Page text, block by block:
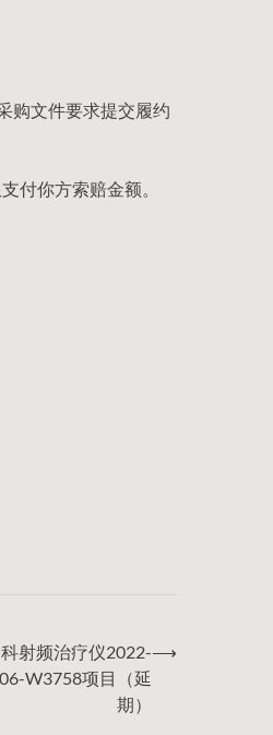
购文件要求提交履约
付你方索赔金额。
射频治疗仪2022-
W3758项目（延
期）
⟶